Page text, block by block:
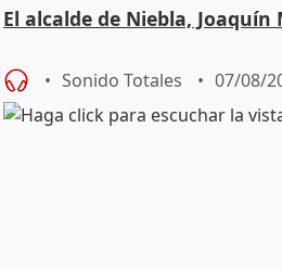
El alcalde de Niebla, Joaquín
Sonido Totales 07/08/